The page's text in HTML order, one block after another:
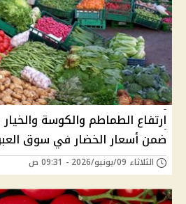
ارتفاع الطماطم والكوسة
ضمن أسعار الخضار في سوق العبور
الثلاثاء 09/يونيو/2026 - 09:31 ص